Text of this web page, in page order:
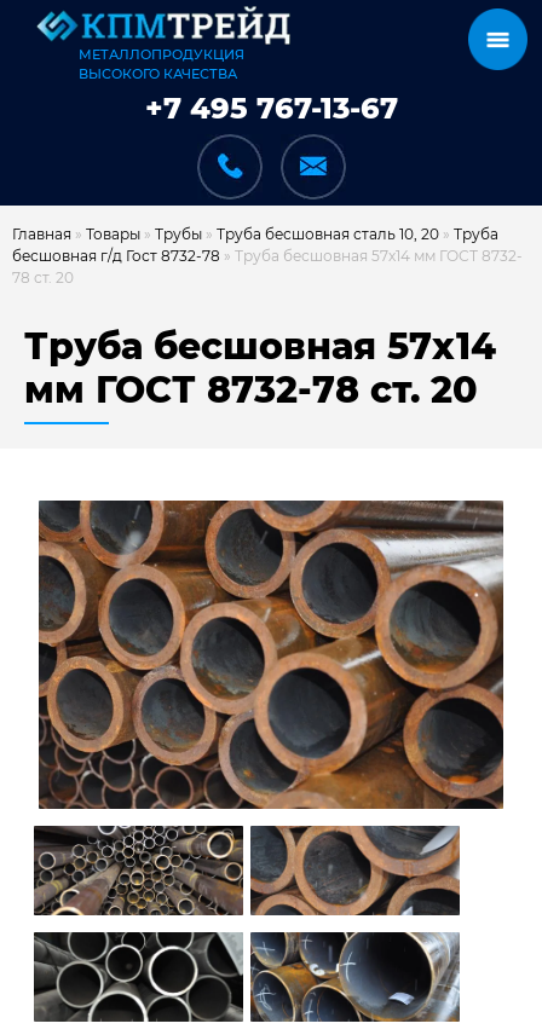
МЕТАЛЛОПРОДУКЦИЯ
ВЫСОКОГО КАЧЕСТВА
+7 495 767-13-67
ДОСТАВКА И ОПЛАТА
НАШИ ОБЪЕКТЫ
ОТЗЫВЫ
О НАС
БЛОГ
КОНТАКТЫ
Главная » Товары » Трубы » Труба бесшовная сталь 10, 20 » Труба
бесшовная г/д Гост 8732-78 » Труба бесшовная 57х14 мм ГОСТ 8732-
78 ст. 20
Труба бесшовная 57х14
мм ГОСТ 8732-78 ст. 20